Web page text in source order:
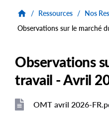
/ Ressources / Nos
Observations sur le marché
Observations
travail - Avril
OMT avril 2026-